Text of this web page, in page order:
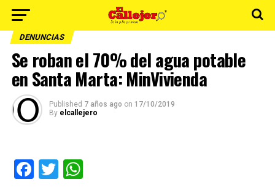
DENUNCIAS
Se roban el 70% del agua potable
en Santa Marta: MinVivienda
Published 7 años ago on 17/10/2019
By elcallejero
Facebook
TwitterWhatsApp